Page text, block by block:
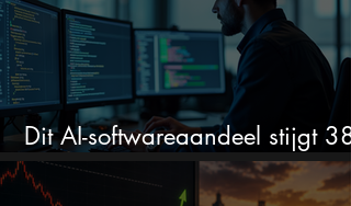
Dit AI-softwareaandeel stijgt
en zet de SaaS-crash op zijn